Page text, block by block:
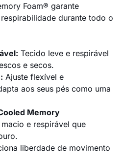
Foam® garante
durante todo o
Tecido leve e respirável
e secos.
Ajuste flexível e
aos seus pés como uma
Memory
e respirável que
liberdade de movimento